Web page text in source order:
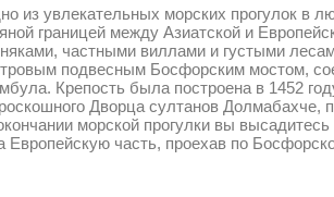
из увлекательных морских прогулок в
границей между Азиатской и
частными виллами и густыми
подвесным Босфорским мостом,
Крепость была построена в 1452
Дворца султанов
морской прогулки вы
Европейскую часть, проехав по